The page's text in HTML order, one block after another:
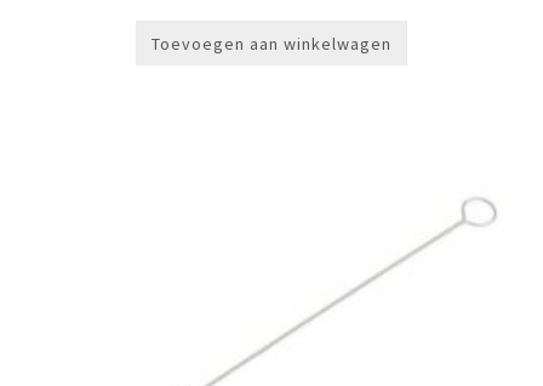
Toevoegen aan winkelwagen